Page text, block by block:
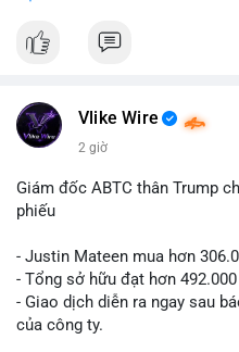
#12dot1btc #786kusd
$cro
📰 Nguồn: Cointelegraph
Vlike Wire
2 giờ
Giám đốc ABTC thân Trump
phiếu
- Justin Mateen mua hơn
- Tổng sở hữu đạt hơn
- Giao dịch diễn ra ngay sau
của công ty.